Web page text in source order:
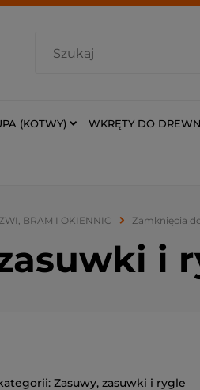
(KOTWY) WKRĘTY DO
BRAM I OKIENNIC Zamknięcia
i
Zasuwy, zasuwki i rygle